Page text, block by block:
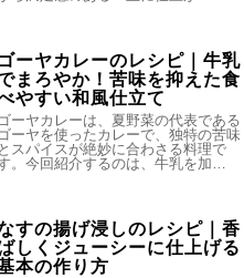
ゴーヤカレーのレシピ｜牛乳
まろやか！苦味を抑えた食
やすい和風仕立て
ゴーヤカレーは、夏野菜の代表である
ゴーヤを使ったカレーで、独特の苦味
とスパイスが絶妙に合わさる料理で
。今回紹介するのは、牛乳を加…
すの揚げ浸しのレシピ｜香
しくジューシーに仕上げる
本の作り方